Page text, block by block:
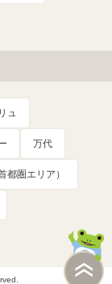
ュ
万代
都圏エリア）